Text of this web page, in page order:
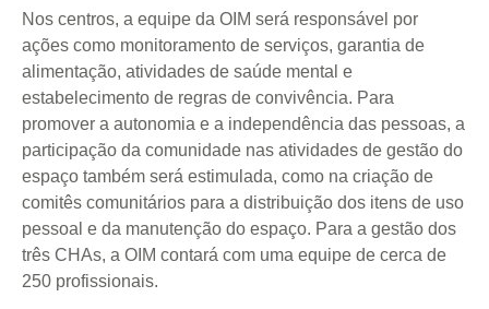
Nos centros, a equipe da OIM será responsável por
ações como monitoramento de serviços, garantia de
alimentação, atividades de saúde mental e
estabelecimento de regras de convivência. Para
promover a autonomia e a independência das pessoas, a
participação da comunidade nas atividades de gestão do
espaço também será estimulada, como na criação de
comitês comunitários para a distribuição dos itens de uso
pessoal e da manutenção do espaço. Para a gestão dos
três CHAs, a OIM contará com uma equipe de cerca de
250 profissionais.